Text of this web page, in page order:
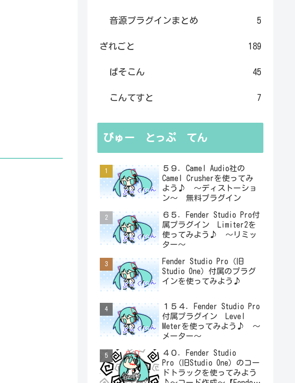
音源プラグインまとめ 5
ざれごと 189
ぱそこん 45
こんてすと 7
びゅー とっぷ てん
５９．Camel Audio社の
Camel Crusherを使ってみ
よう♪ ～ディストーショ
ン～ 無料プラグイン
６５．Fender Studio Pro付
属プラグイン Limiter2を
使ってみよう♪ ～リミッ
ター～
Fender Studio Pro（旧
Studio One）付属のプラグ
インを使ってみよう♪
１５４．Fender Studio Pro
付属プラグイン Level
Meterを使ってみよう♪ ～
メーター～
４０．Fender Studio
Pro（旧Studio One）のコー
ドトラックを使ってみよう